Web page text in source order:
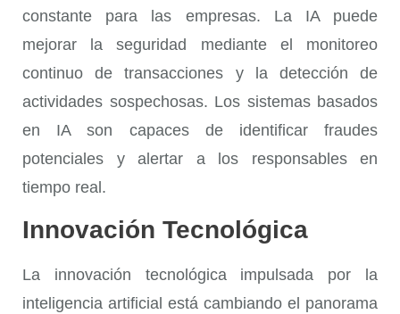
constante para las empresas. La IA puede
mejorar la seguridad mediante el monitoreo
continuo de transacciones y la detección de
actividades sospechosas. Los sistemas basados
en IA son capaces de identificar fraudes
potenciales y alertar a los responsables en
tiempo real.
Innovación Tecnológica
La innovación tecnológicaimpulsada por la
inteligencia artificial está cambiando el panorama